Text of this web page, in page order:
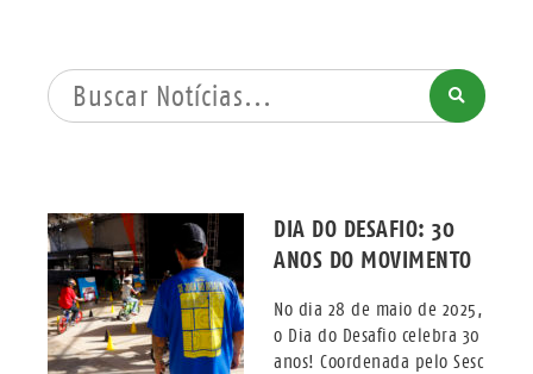
DIA DO DESAFIO: 30
ANOS DO MOVIMENTO
No dia 28 de maio de 2025,
o Dia do Desafio celebra 30
anos! Coordenada pelo Sesc